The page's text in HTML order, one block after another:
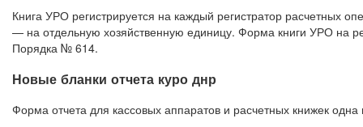
Книга УРО регистрируется на каждый регистратор расчетных
— на отдельную хозяйственную единицу. Форма книги УРО на
Порядка № 614.
Новые бланки отчета куро днр
Форма отчета для кассовых аппаратов и расчетных книжек одна